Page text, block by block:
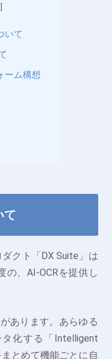
]
いて
ーム構想
て
クト「DX Suite」は
の、AI-OCRを提供し
あります。あらゆる
化する「Intelligent
とめて機能ごとに自